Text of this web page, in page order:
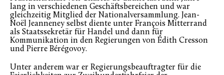
lang in verschiedenen Geschäftsbereichen und war
gleichzeitig Mitglied der Nationalversammlung. Jean-
Noël Jeanneney selbst diente unter François Mitterrand
als Staatssekretär für Handel und dann für
Kommunikation in den Regierungen von Édith Cresson
und Pierre Bérégovoy.
Unter anderem war er Regierungsbeauftragter für die